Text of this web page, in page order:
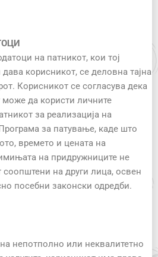
на патникот, кои тој
корисникот, се деловна тајна
Корисникот се согласува дека
може да користи личните
за реализација на
за патување, каде што
времето и цената на
на придружниците не
соопштени на други лица, освен
посебни законски одредби.
на непотполно или неквалитетно